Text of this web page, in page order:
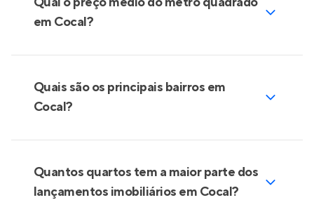
em Cocal?
Quais são os principais bairros em
Cocal?
Quantos quartos tem a maior parte dos
lançamentos imobiliários em Cocal?